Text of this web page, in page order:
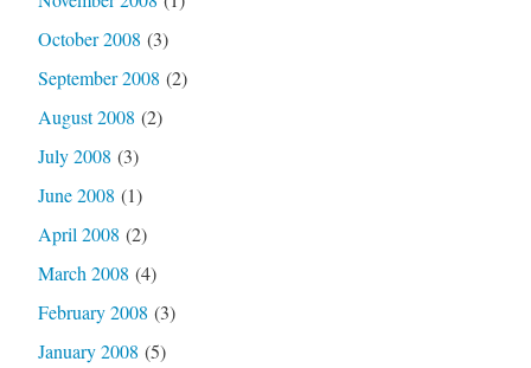
October 2008 (3)
September 2008 (2)
August 2008 (2)
July 2008 (3)
June 2008 (1)
April 2008 (2)
March 2008 (4)
February 2008 (3)
January 2008 (5)